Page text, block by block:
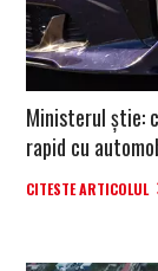
Ministerul știe:
rapid cu
CITESTE ARTICOLUL